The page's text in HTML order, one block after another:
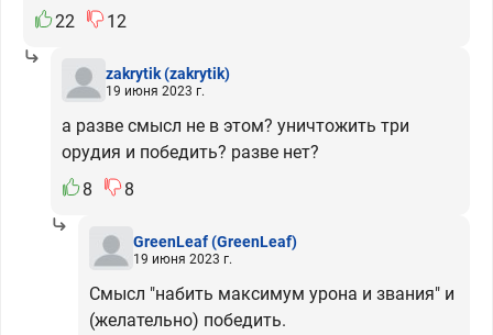
22
12
zakrytik(zakrytik)
19 июня 2023 г.
а разве смысл не в этом? уничтожить три
орудия и победить? разве нет?
8
8
GreenLeaf(GreenLeaf)
19 июня 2023 г.
Смысл "набить максимум урона и звания" и
(желательно) победить.